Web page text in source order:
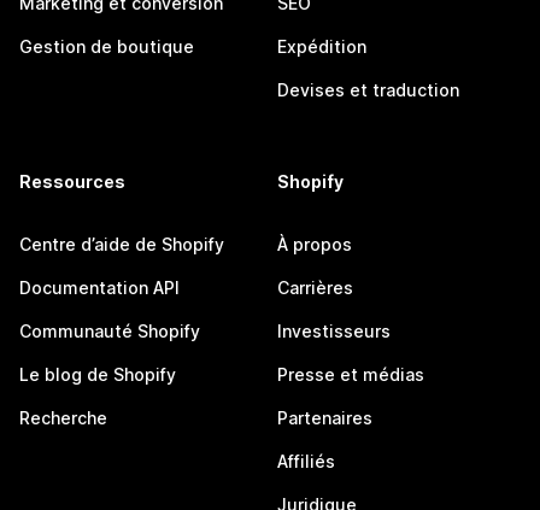
Gestion de boutique Expédition
Devises et traduction
Ressources
Centre d’aide de Shopify
Documentation API
Communauté Shopify
Le blog de Shopify
Recherche
Shopify
À propos
Carrières
Investisseurs
Presse et médias
Partenaires
Affiliés
Juridique